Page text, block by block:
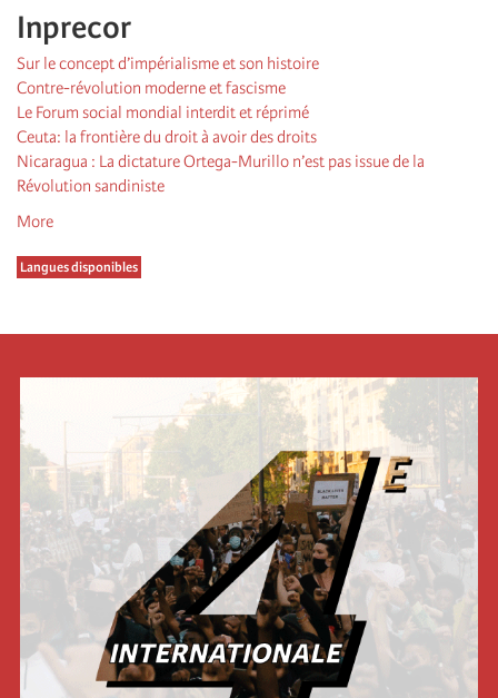
Inprecor
Sur le concept d’impérialisme et son histoire
Contre-révolution moderne et fascisme
Le Forum social mondial interdit et réprimé
Ceuta: la frontière du droit à avoir des droits
Nicaragua : La dictature Ortega-Murillo n’est pas issue de la
Révolution sandiniste
More
Langues disponibles